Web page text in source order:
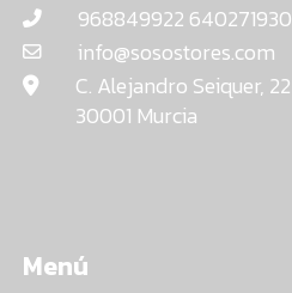
968849922 640271930
info@sosostores.com
C. Alejandro Seiquer, 22
30001 Murcia
Menú